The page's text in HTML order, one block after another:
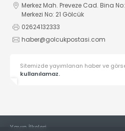
Merkez Mah. Preveze Cad. Bina
Merkezi No: 21 Gölcük
02624132333
haber@golcukpostasi.com
Sitemizde yayımlanan haber ve
kullanılamaz.
Yayın İlkeleri